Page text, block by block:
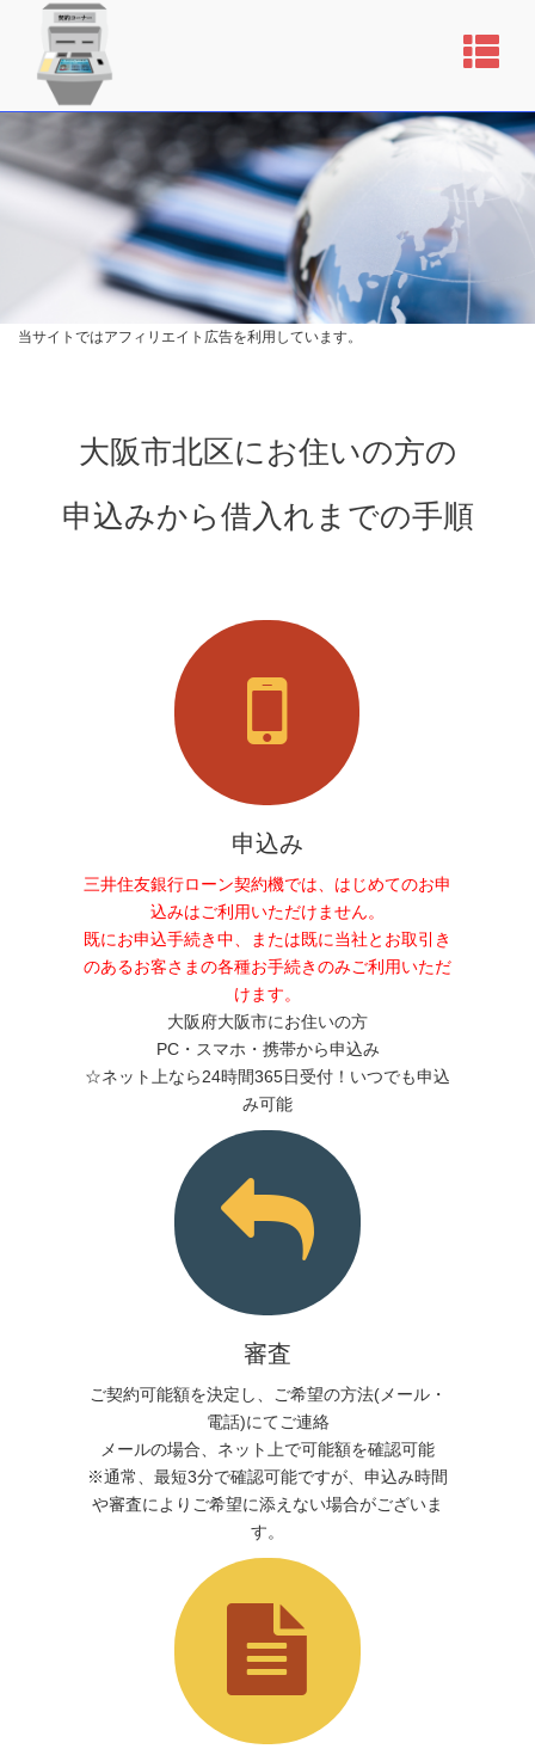
当サイトではアフィリエイト広告を利用しています。
大阪市北区にお住いの方の
申込みから借入れまでの手順
申込み
三井住友銀行ローン契約機では、はじめてのお申
込みはご利用いただけません。
既にお申込手続き中、または既に当社とお取引き
のあるお客さまの各種お手続きのみご利用いただ
けます。
大阪府大阪市にお住いの方
PC・スマホ・携帯から申込み
☆ネット上なら24時間365日受付！いつでも申込
み可能
審査
ご契約可能額を決定し、ご希望の方法(メール・
電話)にてご連絡
メールの場合、ネット上で可能額を確認可能
※通常、最短3分で確認可能ですが、申込み時間
や審査によりご希望に添えない場合がございま
す。